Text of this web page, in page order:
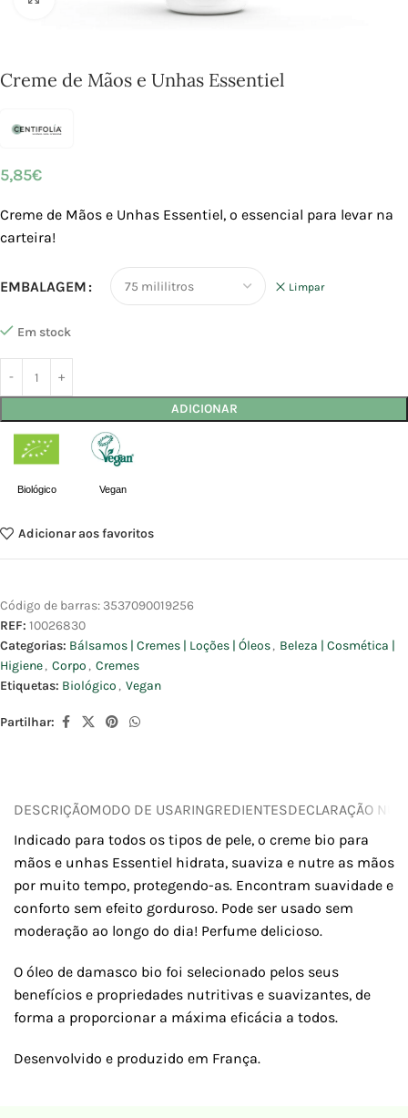
Creme de Mãos e Unhas Essentiel
5,85€
Creme de Mãos e Unhas Essentiel, o essencial para levar na
carteira!
EMBALAGEM Limpar
Em stock
ADICIONAR
Biológico Vegan
Adicionar aos favoritos
Código de barras: 3537090019256
REF: 10026830
Categorias: Bálsamos | Cremes | Loções | Óleos, Beleza | Cosmética |
Higiene, Corpo , Cremes
Etiquetas: Biológico , Vegan
Partilhar:
DESCRIÇÃOMODO DE USARINGREDIENTESDECLARAÇÃO
Indicado para todos os tipos de pele, o creme bio para
mãos e unhas Essentiel hidrata, suaviza e nutre as mãos
por muito tempo, protegendo-as. Encontram suavidade e
conforto sem efeito gorduroso. Pode ser usado sem
moderação ao longo do dia! Perfume delicioso.
O óleo de damasco bio foi selecionado pelos seus
benefícios e propriedades nutritivas e suavizantes, de
forma a proporcionar a máxima eficácia a todos.
Desenvolvido e produzido em França.